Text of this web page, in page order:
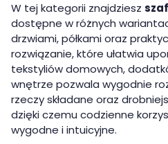
W tej kategorii znajdziesz
dostępne w różnych
drzwiami, półkami oraz
rozwiązanie, które ułatwia
tekstyliów domowych,
wnętrze pozwala wygodnie
rzeczy składane oraz
dzięki czemu codzienne
wygodne i intuicyjne.